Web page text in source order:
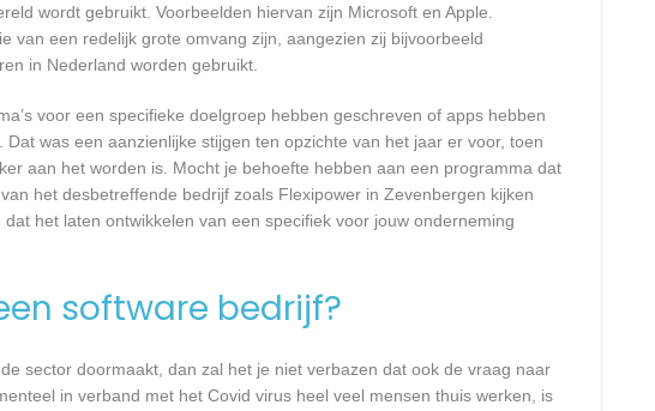
wordt gebruikt. Voorbeelden hiervan zijn Microsoft en Apple.
van een redelijk grote omvang zijn, aangezien zij bijvoorbeeld
in Nederland worden gebruikt.
voor een specifieke doelgroep hebben geschreven of apps hebben
was een aanzienlijke stijgen ten opzichte van het jaar er voor, toen
aan het worden is. Mocht je behoefte hebben aan een programma dat
het desbetreffende bedrijf zoals Flexipower in Zevenbergen kijken
het laten ontwikkelen van een specifiek voor jouw onderneming
software bedrijf?
sector doormaakt, dan zal het je niet verbazen dat ook de vraag naar
in verband met het Covid virus heel veel mensen thuis werken, is